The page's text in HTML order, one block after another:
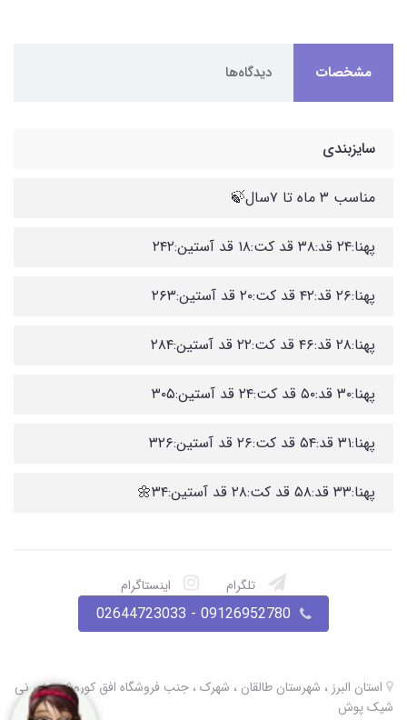
مشخصات دیدگاه‌ها
سایزبندی
مناسب ۳ ماه تا ۷سال🍃
پهنا:۲۴ قد:۳۸ قد کت:۱۸ قد آستین:۲۴۲
پهنا:۲۶ قد:۴۲ قد کت:۲۰ قد آستین:۲۶۳
پهنا:۲۸ قد:۴۶ قد کت:۲۲ قد آستین:۲۸۴
پهنا:۳۰ قد:۵۰ قد کت:۲۴ قد آستین:۳۰۵
پهنا:۳۱ قد:۵۴ قد کت:۲۶ قد آستین:۳۲۶
پهنا:۳۳ قد:۵۸ قد کت:۲۸ قد آستین:۳۴🌼
تلگرام اینستاگرام
09126952780 - 02644723033
استان البرز ، شهرستان طالقان ، شهرک ، جنب فروشگاه افق کوروش ، نی نی
شیک پوش